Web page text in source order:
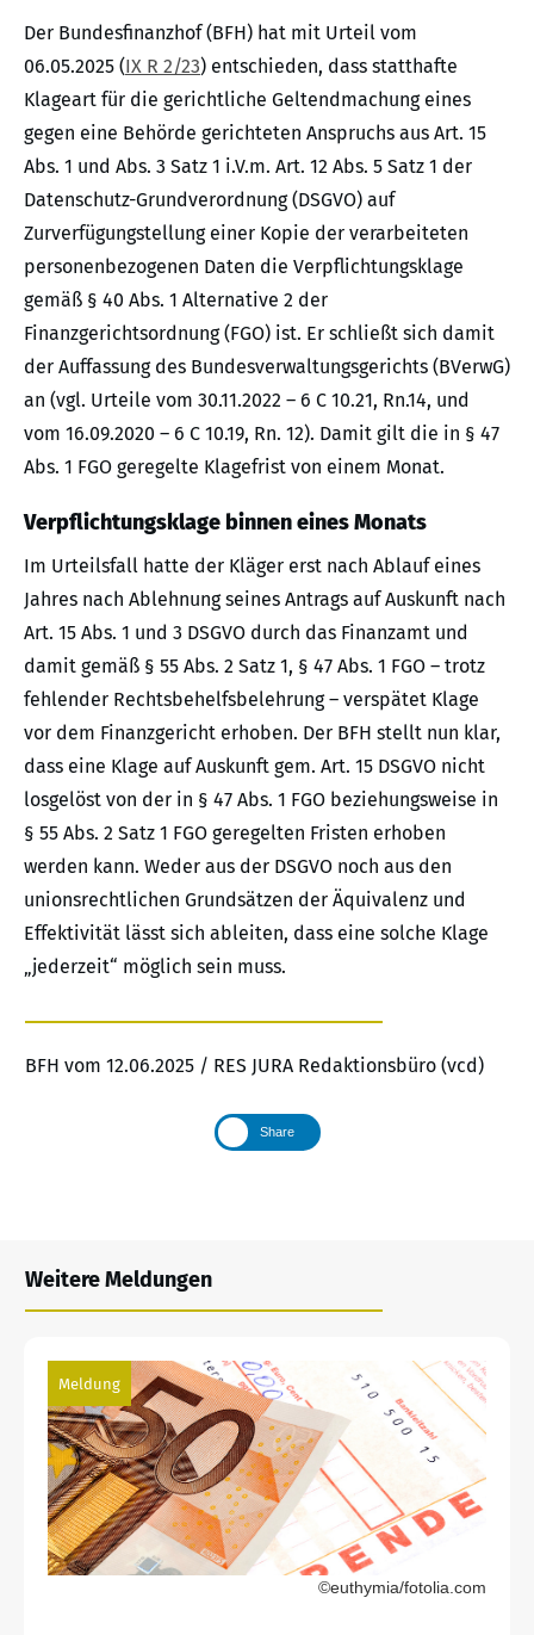
Der Bundesfinanzhof (BFH) hat mit Urteil vom
06.05.2025 (IX R 2/23) entschieden, dass statthafte
Klageart für die gerichtliche Geltendmachung eines
gegen eine Behörde gerichteten Anspruchs aus Art. 15
Abs. 1 und Abs. 3 Satz 1 i.V.m. Art. 12 Abs. 5 Satz 1 der
Datenschutz-Grundverordnung (DSGVO) auf
Zurverfügungstellung einer Kopie der verarbeiteten
personenbezogenen Daten die Verpflichtungsklage
gemäß § 40 Abs. 1 Alternative 2 der
Finanzgerichtsordnung (FGO) ist. Er schließt sich damit
der Auffassung des Bundesverwaltungsgerichts (BVerwG)
an (vgl. Urteile vom 30.11.2022 – 6 C 10.21, Rn.14, und
vom 16.09.2020 – 6 C 10.19, Rn. 12). Damit gilt die in § 47
Abs. 1 FGO geregelte Klagefrist von einem Monat.
Verpflichtungsklage binnen eines Monats
Im Urteilsfall hatte der Kläger erst nach Ablauf eines
Jahres nach Ablehnung seines Antrags auf Auskunft nach
Art. 15 Abs. 1 und 3 DSGVO durch das Finanzamt und
damit gemäß § 55 Abs. 2 Satz 1, § 47 Abs. 1 FGO – trotz
fehlender Rechtsbehelfsbelehrung – verspätet Klage
vor dem Finanzgericht erhoben. Der BFH stellt nun klar,
dass eine Klage auf Auskunft gem. Art. 15 DSGVO nicht
losgelöst von der in § 47 Abs. 1 FGO beziehungsweise in
§ 55 Abs. 2 Satz 1 FGO geregelten Fristen erhoben
werden kann. Weder aus der DSGVO noch aus den
unionsrechtlichen Grundsätzen der Äquivalenz und
Effektivität lässt sich ableiten, dass eine solche Klage
„jederzeit“ möglich sein muss.
BFH vom 12.06.2025 / RES JURA Redaktionsbüro (vcd)
Share
Weitere Meldungen
Meldung
©euthymia/fotolia.com